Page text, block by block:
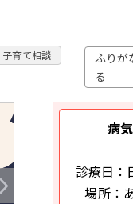
子育て相談
ふりが
る
病
診療日：
場所：